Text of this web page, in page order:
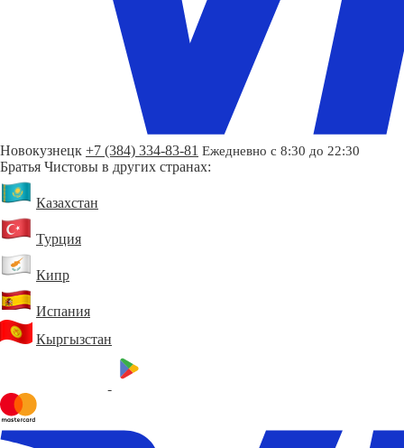
Новокузнецк +7 (384) 334-83-81 Ежедневно с 8:30 до 22:30
Братья Чистовы в других странах:
Казахстан
Турция
Кипр
Испания
Кыргызстан